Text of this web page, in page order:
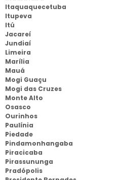
Itaquaquecetuba
Itupeva
Itú
Jacareí
Jundiaí
Limeira
Marília
Mauá
Mogi Guaçu
Mogi das Cruzes
Monte Alto
Osasco
Ourinhos
Paulínia
Piedade
Pindamonhangaba
Piracicaba
Pirassununga
Pradópolis